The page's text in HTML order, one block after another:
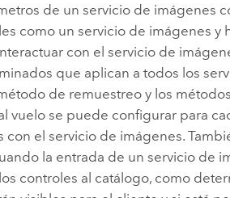
de un servicio de imágenes
como un servicio de imágenes y
con el servicio de
que aplican a todos los
de remuestreo y los
vuelo se puede configurar para
con el servicio de imágenes.
la entrada de un servicio de
controles al catálogo, como